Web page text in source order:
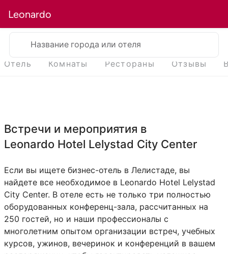
Leonardo
Название города или отеля
Отель Комнаты Рестораны Отзывы
Встречи и мероприятия в
Leonardo Hotel Lelystad City Center
Если вы ищете бизнес-отель в Лелистаде, вы
найдете все необходимое в Leonardo Hotel Lelystad
City Center. В отеле есть не только три полностью
оборудованных конференц-зала, рассчитанных на
250 гостей, но и наши профессионалы с
многолетним опытом организации встреч, учебных
курсов, ужинов, вечеринок и конференций в вашем